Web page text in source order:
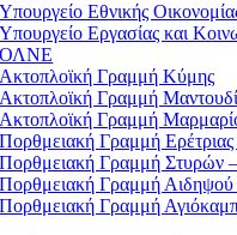
Υπουργείο Εθνικής
Υπουργείο Εργασίας και
ΟΛΝΕ
Ακτοπλοϊκή Γραμμή Κύμης
Ακτοπλοϊκή Γραμμή
Ακτοπλοϊκή Γραμμή
Πορθμειακή Γραμμή
Πορθμειακή Γραμμή Στυρών
Πορθμειακή Γραμμή Αιδηψού
Πορθμειακή Γραμμή